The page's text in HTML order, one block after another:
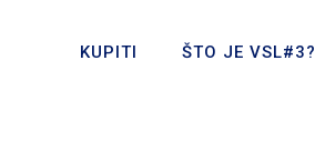
KUPITI ŠTO JE VSL#3?